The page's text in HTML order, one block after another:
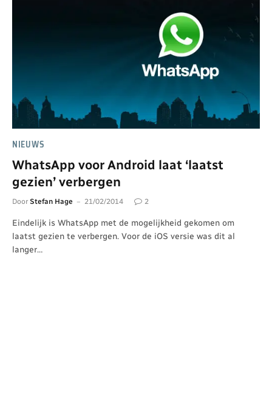
NIEUWS
WhatsApp voor Android laat ‘laatst
gezien’ verbergen
Door Stefan Hage 21/02/2014 2
Eindelijk is WhatsApp met de mogelijkheid gekomen om
laatst gezien te verbergen. Voor de iOS versie was dit al
langer…